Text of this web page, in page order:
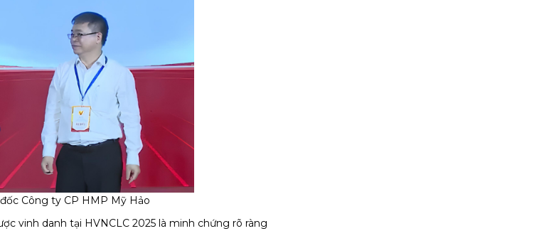
Công ty CP HMP Mỹ Hảo
vinh danh tại HVNCLC 2025 là minh chứng rõ ràng